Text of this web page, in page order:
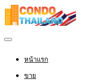
หน้าแรก
ขาย